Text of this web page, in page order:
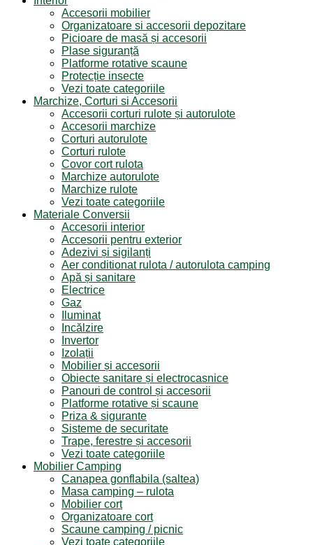
Accesorii mobilier
Organizatoare si accesorii depozitare
Picioare de masă și accesorii
Plase siguranță
Platforme rotative scaune
Protecție insecte
Vezi toate categoriile
Marchize, Corturi si Accesorii
Accesorii corturi rulote și autorulote
Accesorii marchize
Corturi autorulote
Corturi rulote
Covor cort rulota
Marchize autorulote
Marchize rulote
Vezi toate categoriile
Materiale Conversii
Accesorii interior
Accesorii pentru exterior
Adezivi și sigilanți
Aer conditionat rulota / autorulota camping
Apă și sanitare
Electrice
Gaz
Iluminat
Incălzire
Invertor
Izolații
Mobilier și accesorii
Obiecte sanitare și electrocasnice
Panouri de control și accesorii
Platforme rotative și scaune
Priza & sigurante
Sisteme de securitate
Trape, ferestre și accesorii
Vezi toate categoriile
Mobilier Camping
Canapea gonflabila (saltea)
Masa camping – rulota
Mobilier cort
Organizatoare cort
Scaune camping / picnic
Vezi toate categoriile